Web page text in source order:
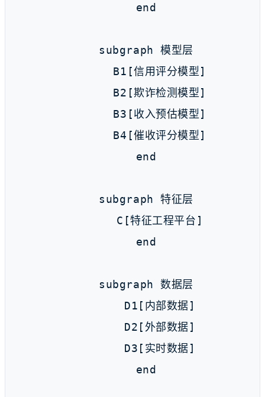
    end
    subgraph 模型层
        B1[信用评分模型]
        B2[欺诈检测模型]
        B3[收入预估模型]
        B4[催收评分模型]
    end
    subgraph 特征层
        C[特征工程平台]
    end
    subgraph 数据层
        D1[内部数据]
        D2[外部数据]
        D3[实时数据]
    end